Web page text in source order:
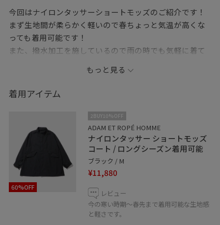
今回はナイロンタッサーショートモッズのご紹介です！
まず生地間が柔らかく軽いので春ちょっと気温が高くな
っても着用可能です！
また、撥水加工を施しているので雨の時でも気軽に着て
◾️記載のないものにつきましては私物となります。
♡ボタンを押してお気に入りお気に入りしていただく
と、気になったコーディネートや商品がチェックしやす
くなります。 スタッフのフォローも合わせてご利用くだ
さい。
アミュプラザ長崎店では通販も承っております。
お気軽にお問い合わせ下さい。
もっと見る
着用アイテム
60%OFF
2BUY10%OFF
ADAM ET ROPÉ HOMME
ナイロンタッサー ショートモッズ
コート / ロングシーズン着用可能
ブラック / M
¥11,880
レビュー
今の寒い時期〜春先まで着用可能な生地感
と軽さです。